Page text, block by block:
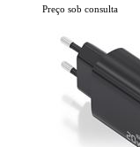
Preço sob consulta